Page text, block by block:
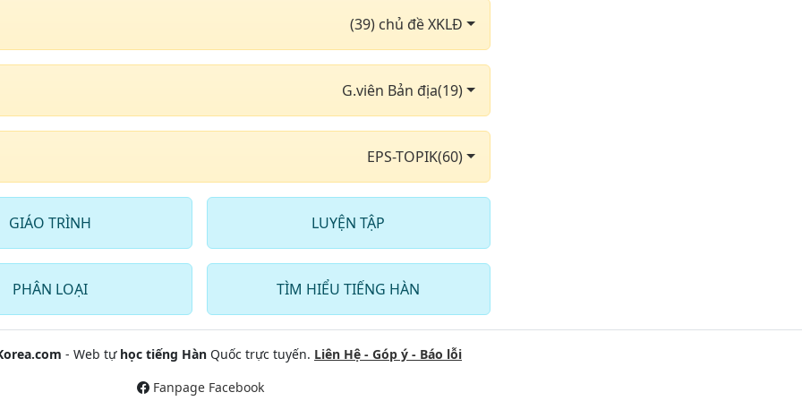
từ thường dùng phần 8 24. Chủ đề động từ thường dùng phần 9
. Chủ đề khách sạn nhà nghỉ
. Chủ đề Những loại trái cây
đếm & số thứ tự
. Tên một số quốc gia trên thế giới
tại công ty hàn quốc
42. Khi làm việc tại công ty hàn quốc
thông dụng trong giới
45. Chủ đề phó từ, giới từ, liên từ & sở
ngữ ngành cơ khí phần 1
(39) chủ đề XKLĐ
G.viên Bản địa(19)
EPS-TOPIK(60)
GIÁO TRÌNH LUYỆN TẬP
PHÂN LOẠI TÌM HIỂU TIẾNG HÀN
- Web tự học tiếng Hàn Quốc trực tuyến. Liên Hệ - Góp ý - Báo lỗi
Fanpage Facebook